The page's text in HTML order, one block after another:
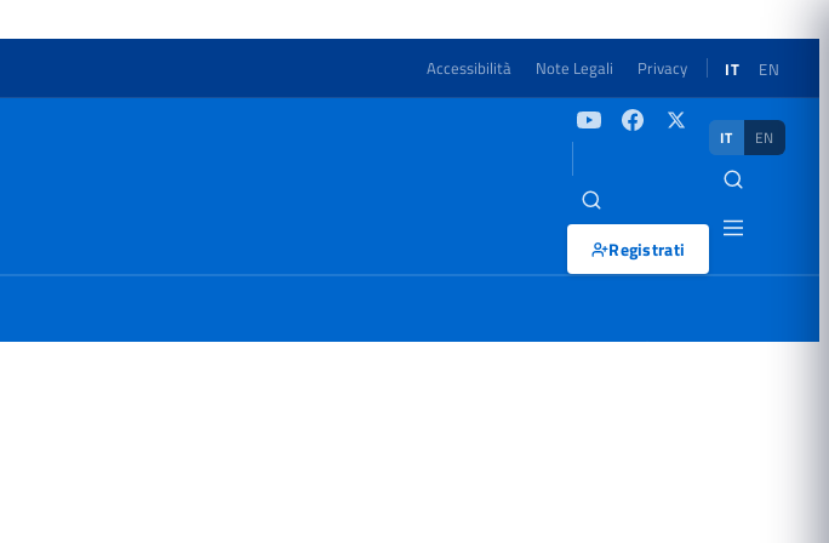
Accessibilità Note Legali Privacy IT EN
Registrati
IT EN